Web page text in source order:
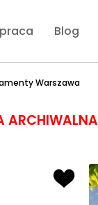
Blog
Warszawa
ARCHIWALNA